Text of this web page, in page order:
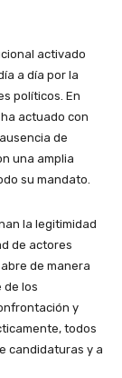
activado
a día por la
políticos. En
actuado con
de
una amplia
su mandato.
la legitimidad
de actores
de manera
de los
y
todos
candidaturas y a